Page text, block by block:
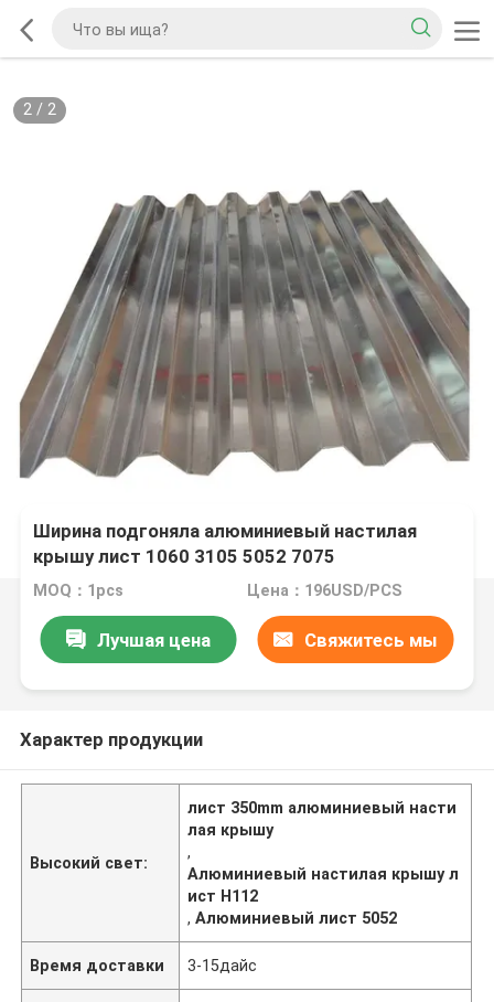
2/ 2
Ширина подгоняла алюминиевый настилая
крышу лист 1060 3105 5052 7075
MOQ：1pcs Цена：196USD/PCS
Лучшая цена Свяжитесь мы
Характер продукции
Высокий свет:
лист 350mm алюминиевый насти
лая крышу
,
Алюминиевый настилая крышу л
ист H112
,Алюминиевый лист 5052
Время доставки 3-15дайс